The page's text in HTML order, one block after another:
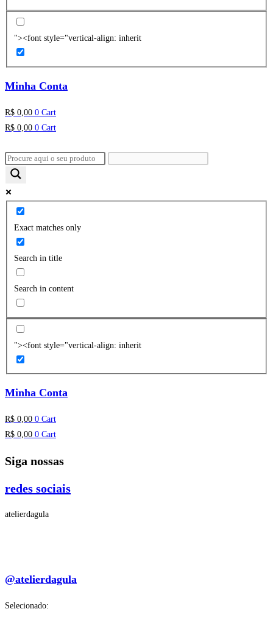
"><font style="vertical-align: inherit
Minha Conta
R$ 0,00 0 Cart
R$ 0,00 0 Cart
Exact matches only
Search in title
Search in content
"><font style="vertical-align: inherit
Minha Conta
R$ 0,00 0 Cart
R$ 0,00 0 Cart
Siga nossas
redes sociais
atelierdagula
@atelierdagula
Selecionado: